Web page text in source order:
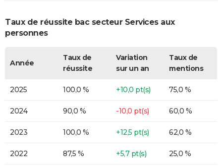
Taux de réussite bac secteur Services aux
personnes
Année
Taux de
réussite
Variation
sur un an
Taux de
mentions
2025 100,0 % +10,0 pt(s) 75,0 %
2024 90,0 % -10,0 pt(s) 60,0 %
2023 100,0 % +12,5 pt(s) 62,0 %
2022 87,5 % +5,7 pt(s) 25,0 %